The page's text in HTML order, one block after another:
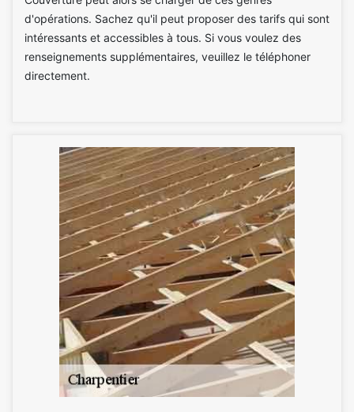
d'opérations. Sachez qu'il peut proposer des tarifs qui sont
intéressants et accessibles à tous. Si vous voulez des
renseignements supplémentaires, veuillez le téléphoner
directement.